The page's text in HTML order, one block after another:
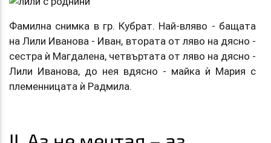
Фамилна снимка в гр. Кубрат. Най-вляво - бащата
на Лили Иванова - Иван, втората от ляво на дясно -
сестра ѝ Магдалена, четвъртата от ляво на дясно -
Лили Иванова, до нея вдясно - майка ѝ Мария с
племенницата ѝ Радмила.